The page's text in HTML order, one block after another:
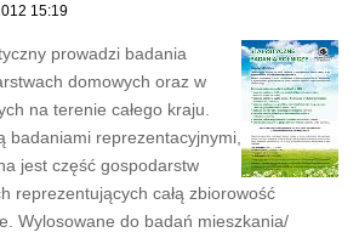
15:19
prowadzi badania
domowych oraz w
na terenie całego kraju.
badaniami reprezentacyjnymi,
jest część gospodarstw
reprezentujących całą zbiorowość
Wylosowane do badań mieszkania/